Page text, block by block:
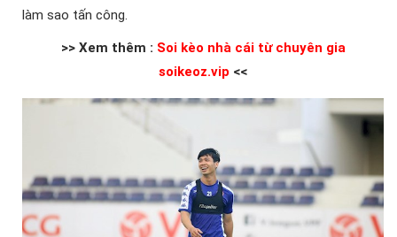
làm sao tấn công.
>> Xem thêm : Soi kèo nhà cái từ chuyên gia
soikeoz.vip <<